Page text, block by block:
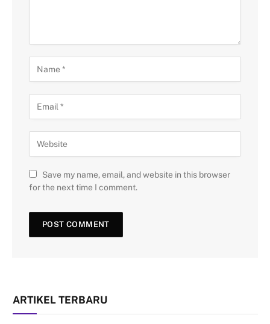
Save my name, email, and website in this browser
for the next time I comment.
ARTIKEL TERBARU